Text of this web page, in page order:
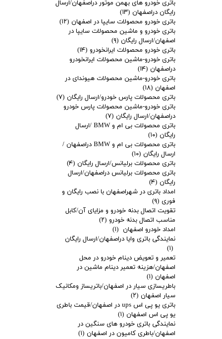
باتری خودرو های بهمن موتور دراصفهان/ارسال
رایگان دراصفهان (۱۳)
باتری خودرو محصولات سایپا در اصفهان (۱۲)
باتری خودرو و ماشین محصولات سایپا در
اصفهان/ارسال رایگان (۹)
باتری خودرو محصولات ایرانخودرو (۱۴)
باتری خودرو-ماشین محصولات ایرانخودرو
دراصفهان (۱۴)
باتری خودرو-ماشین محصولات هیوندای در
اصفهان (۱۸)
باتری محصولات پارس خودرو/ارسال رایگان (۷)
باتری خودرو-ماشین محصولات پارس خودرو
دراصفهان/ارسال رایگان (۷)
باتری محصولات بی ام و BMW /ارسال
رایگان (۱۰)
باتری محصولات بی ام و BMW دراصفهان /
ارسال رایگان (۱۰)
باتری محصولات برلیانس/ارسال رایگان (۴)
باتری محصولات برلیانس دراصفهان/ارسال
رایگان (۴)
امداد باتری در شهراصفهان با نصب رایگان و
فوری (۹)
تقویت اتصال بدنه خودرو و مزایای آن/کابل
مناسب اتصال بدنه خودرو (۲)
امداد خودرو اصفهان (۱)
نمایندگی باتری وایا دراصفهان/ارسال رایگان
(۱)
تعمیر و تعویض دینام خودرو در محل
اصفهان/هزینه تعمیر دینام ماشین در
اصفهان (۱)
باطریسازی سیار در اصفهان/باتریساز ومکانیک
سیار اصفهان (۲)
باتری یو پی اس ups در اصفهان/قیمت باطری
یو پی اس اصفهان (۱)
نمایندگی باتری خودرو های سنگین در
اصفهان/باطری کامیون در اصفهان (۱)